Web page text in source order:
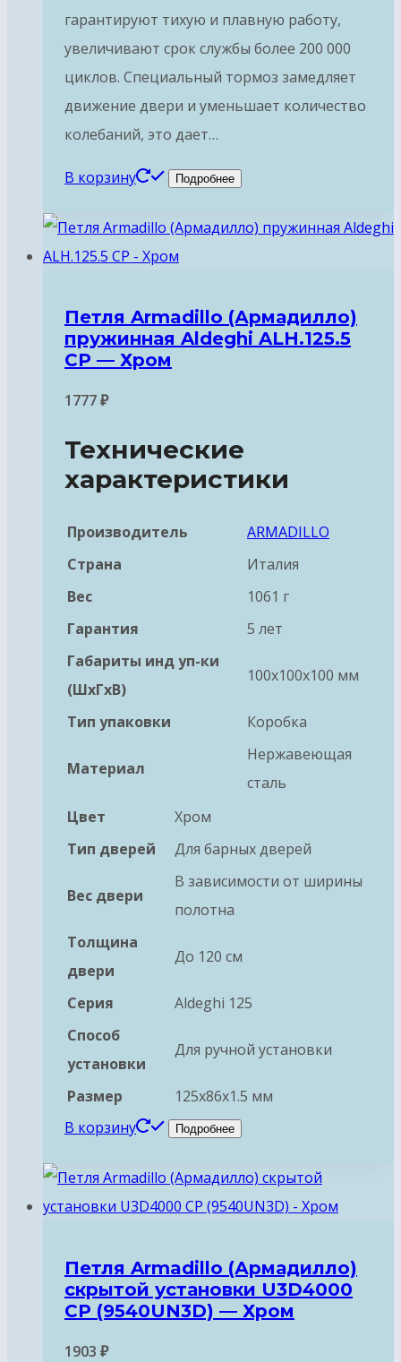
гарантируют тихую и плавную работу,
увеличивают срок службы более 200 000
циклов. Специальный тормоз замедляет
движение двери и уменьшает количество
колебаний, это дает…
В корзину Подробнее
Петля Armadillo (Армадилло)
пружинная Aldeghi ALH.125.5
CP — Хром
1777₽
Технические
характеристики
Производитель
ARMADILLO
Страна
Италия
Вес
1061 г
Гарантия
5 лет
Габариты инд уп-ки
(ШхГхВ)
100x100x100 мм
Тип упаковки Коробка
Материал
Нержавеющая
сталь
Цвет
Хром
Тип дверей
Для барных дверей
Вес двери
В зависимости от ширины
полотна
Толщина
двери
До 120 см
Серия
Aldeghi 125
Способ
установки
Для ручной установки
Размер
125х86х1.5 мм
В корзину
Подробнее
Петля Armadillo (Армадилло)
скрытой установки U3D4000
CP (9540UN3D) — Хром
1903 ₽